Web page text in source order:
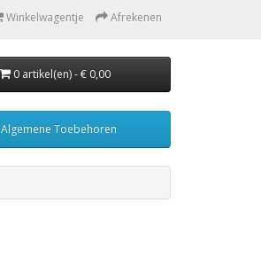
Winkelwagentje Afrekenen
0 artikel(en) - € 0,00
Algemene Toebehoren